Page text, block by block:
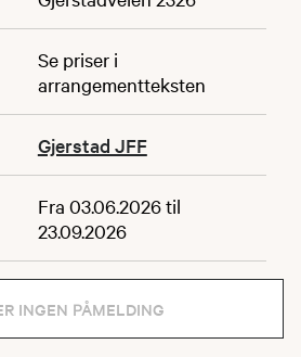
Se priser i
arrangementteksten
Gjerstad JFF
Fra 03.06.2026 til
23.09.2026
INGEN PÅMELDING